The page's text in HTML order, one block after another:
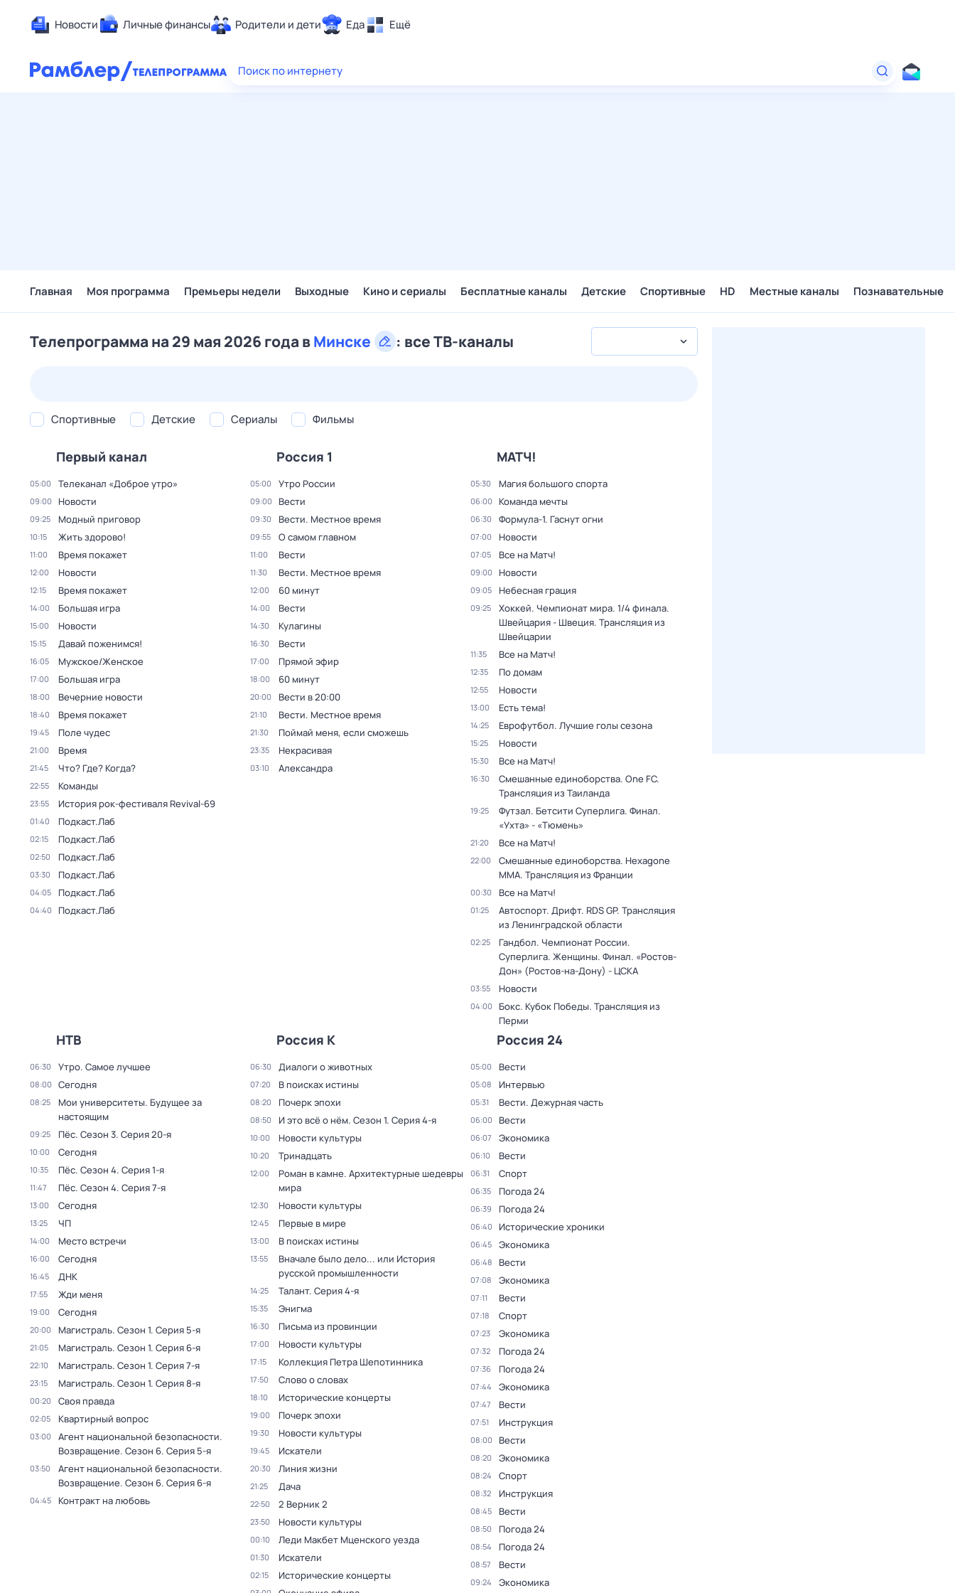
Новости Личные финансы Родители и дети Еда Ещё
Здоровье
Поиск по интернету
Главная Моя программа Премьеры недели Выходные Кино и сериалы Бесплатные каналы Детские Спортивные HD Местные каналы Познавательные
Телепрограмма на 29 мая 2026 года вМинске : все ТВ-каналы
Спортивные Детские Сериалы Фильмы
Первый канал
05:00 Телеканал «Доброе утро»
09:00 Новости
09:25 Модный приговор
10:15 Жить здорово!
11:00 Время покажет
12:00 Новости
12:15 Время покажет
14:00 Большая игра
15:00 Новости
15:15 Давай поженимся!
16:05 Мужское/Женское
17:00 Большая игра
18:00 Вечерние новости
18:40 Время покажет
19:45 Поле чудес
21:00 Время
21:45 Что? Где? Когда?
22:55 Команды
23:55 История рок-фестиваля Revival-69
01:40 Подкаст.Лаб
02:15 Подкаст.Лаб
02:50 Подкаст.Лаб
03:30 Подкаст.Лаб
04:05 Подкаст.Лаб
04:40 Подкаст.Лаб
Россия 1
05:00 Утро России
09:00 Вести
09:30 Вести. Местное время
09:55 О самом главном
11:00 Вести
11:30 Вести. Местное время
12:00 60 минут
14:00 Вести
14:30 Кулагины
16:30 Вести
17:00 Прямой эфир
18:00 60 минут
20:00 Вести в 20:00
21:10 Вести. Местное время
21:30 Поймай меня, если сможешь
23:35 Некрасивая
03:10 Александра
МАТЧ!
05:30 Магия большого спорта
06:00 Команда мечты
06:30 Формула-1. Гаснут огни
07:00 Новости
07:05 Все на Матч!
09:00 Новости
09:05 Небесная грация
09:25
Хоккей. Чемпионат мира. 1/4 финала.
Швейцария - Швеция. Трансляция из
Швейцарии
11:35 Все на Матч!
12:35 По домам
12:55 Новости
13:00 Есть тема!
14:25 Еврофутбол. Лучшие голы сезона
15:25 Новости
15:30 Все на Матч!
16:30
Смешанные единоборства. One FC.
Трансляция из Таиланда
19:25
Футзал. Бетсити Суперлига. Финал.
«Ухта» - «Тюмень»
21:20 Все на Матч!
22:00
Смешанные единоборства. Hexagone
MMA. Трансляция из Франции
00:30 Все на Матч!
01:25
Автоспорт. Дрифт. RDS GP. Трансляция
из Ленинградской области
02:25
Гандбол. Чемпионат России.
Суперлига. Женщины. Финал. «Ростов-
Дон» (Ростов-на-Дону) - ЦСКА
03:55 Новости
04:00
Бокс. Кубок Победы. Трансляция из
Перми
НТВ
06:30 Утро. Самое лучшее
08:00 Сегодня
08:25
Мои университеты. Будущее за
настоящим
09:25 Пёс. Сезон 3. Серия 20-я
10:00 Сегодня
10:35 Пёс. Сезон 4. Серия 1-я
11:47 Пёс. Сезон 4. Серия 7-я
13:00 Сегодня
13:25 ЧП
14:00 Место встречи
16:00 Сегодня
16:45 ДНК
17:55 Жди меня
19:00 Сегодня
20:00 Магистраль. Сезон 1. Серия 5-я
21:05 Магистраль. Сезон 1. Серия 6-я
22:10 Магистраль. Сезон 1. Серия 7-я
23:15 Магистраль. Сезон 1. Серия 8-я
00:20 Своя правда
02:05 Квартирный вопрос
03:00
Агент национальной безопасности.
Возвращение. Сезон 6. Серия 5-я
03:50
Агент национальной безопасности.
Возвращение. Сезон 6. Серия 6-я
04:45 Контракт на любовь
Россия К
06:30 Диалоги о животных
07:20 В поисках истины
08:20 Почерк эпохи
08:50 И это всё о нём. Сезон 1. Серия 4-я
10:00 Новости культуры
10:20 Тринадцать
12:00
Роман в камне. Архитектурные шедевры
мира
12:30 Новости культуры
12:45 Первые в мире
13:00 В поисках истины
13:55
Вначале было дело... или История
русской промышленности
14:25 Талант. Серия 4-я
15:35 Энигма
16:30 Письма из провинции
17:00 Новости культуры
17:15 Коллекция Петра Шепотинника
17:50 Слово о словах
18:10 Исторические концерты
19:00 Почерк эпохи
19:30 Новости культуры
19:45 Искатели
20:30 Линия жизни
21:25 Дача
22:50 2 Верник 2
23:50 Новости культуры
00:10 Леди Макбет Мценского уезда
01:30 Искатели
02:15 Исторические концерты
Россия 24
05:00 Вести
05:08 Интервью
05:31 Вести. Дежурная часть
06:00 Вести
06:07 Экономика
06:10 Вести
06:31 Спорт
06:35 Погода 24
06:39 Погода 24
06:40 Исторические хроники
06:45 Экономика
06:48 Вести
07:08 Экономика
07:11 Вести
07:18 Спорт
07:23 Экономика
07:32 Погода 24
07:36 Погода 24
07:44 Экономика
07:47 Вести
07:51 Инструкция
08:00 Вести
08:20 Экономика
08:24 Спорт
08:32 Инструкция
08:45 Вести
08:50 Погода 24
08:54 Погода 24
08:57 Вести
09:24 Экономика